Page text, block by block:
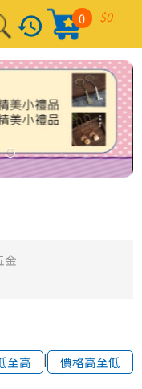
history $0
0
金
至高 | 價格高至低